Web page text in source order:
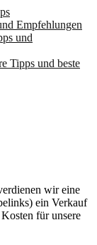
Empfehlungen
und
Tipps und beste
wir eine
ein Verkauf
für unsere